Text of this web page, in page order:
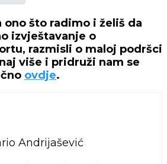
ono što radimo i želiš da
izvještavanje o
razmisli o maloj podršci
više i pridruži nam se
ovdje.
Andrijašević